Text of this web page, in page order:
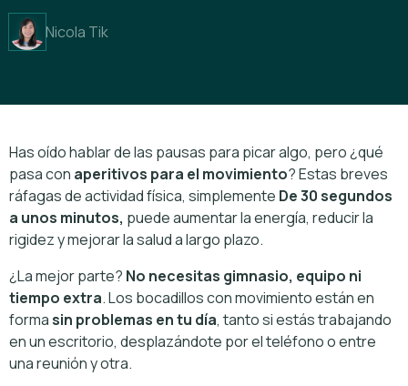
Nicola Tik
Has oído hablar de las pausas para picar algo, pero ¿qué
pasa con aperitivos para el movimiento? Estas breves
ráfagas de actividad física, simplemente De 30 segundos
a unos minutos, puede aumentar la energía, reducir la
rigidez y mejorar la salud a largo plazo.
¿La mejor parte? No necesitas gimnasio, equipo ni
tiempo extra. Los bocadillos con movimiento están en
formasin problemas en tu día, tanto si estás trabajando
en un escritorio, desplazándote por el teléfono o entre
una reunión y otra.